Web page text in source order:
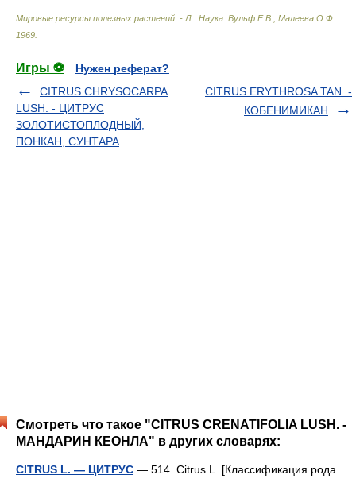
Мировые ресурсы полезных растений. - Л.: Наука Вульф Е.В., Малеева О.Ф.
1969
Игры ⚽
Нужен реферат?
CITRUS CHRYSOCARPA
LUSH. - ЦИТРУС
ЗОЛОТИСТОПЛОДНЫЙ,
ПОНКАН, СУНТАРА
CITRUS ERYTHROSA TAN. -
КОБЕНИМИКАН
Смотреть что такое "CITRUS CRENATIFOLIA LUSH. -
МАНДАРИН КЕОНЛА" в других словарях:
CITRUS L. — ЦИТРУС — 514. Citrus L. [Классификация рода